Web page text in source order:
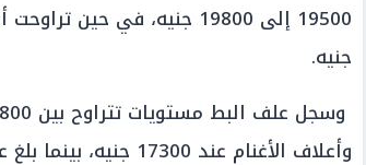
جنيه.
وأعلاف الأغنام عند 17300 جنيه، بينما بلغ علف الحمام مستوى 22800 جنيه.